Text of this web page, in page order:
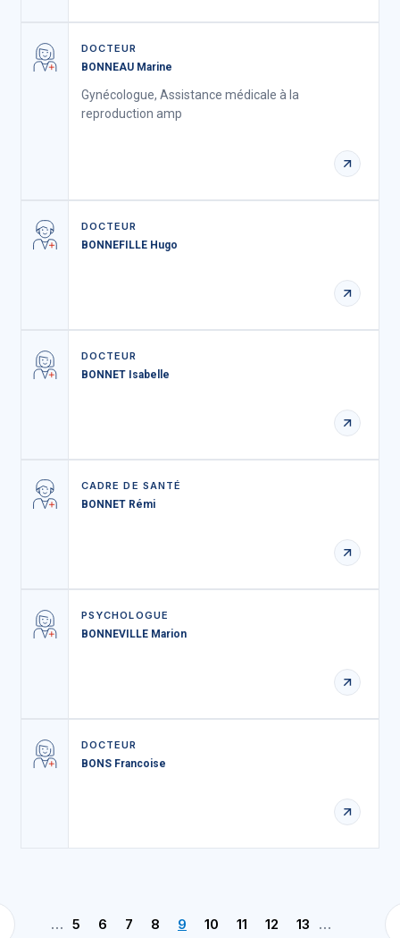
DOCTEUR
BONNEAU Marine
Gynécologue, Assistance médicale à la
reproduction amp
DOCTEUR
BONNEFILLE Hugo
DOCTEUR
BONNET Isabelle
CADRE DE SANTÉ
BONNET Rémi
PSYCHOLOGUE
BONNEVILLE Marion
DOCTEUR
BONS Francoise
… 5 6 7 8 9 10 11 12 13 …